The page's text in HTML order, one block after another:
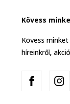
Kövess
Kövess
híreinkről,